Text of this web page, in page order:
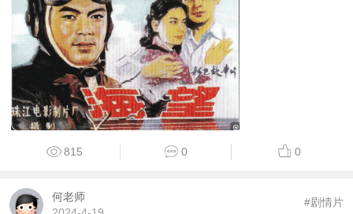
815 0 0
何老师
#剧情片